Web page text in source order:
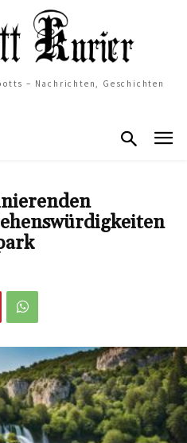
– Nachrichten, Geschichten